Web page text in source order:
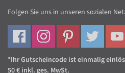
Folgen Sie uns in unseren sozialen
*Ihr Gutscheincode ist einmalig
50 € inkl. ges. MwSt.